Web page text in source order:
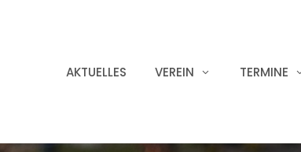
AKTUELLES VEREIN TERMINE